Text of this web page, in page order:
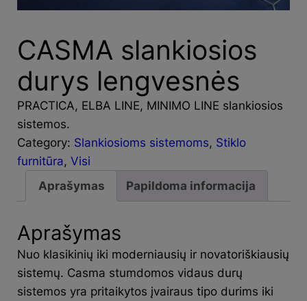
CASMA slankiosios
durys lengvesnės
PRACTICA, ELBA LINE, MINIMO LINE slankiosios
sistemos.
Category: Slankiosioms sistemoms, Stiklo
furnitūra, Visi
Aprašymas
Papildoma informacija
Aprašymas
Nuo klasikinių iki moderniausių ir novatoriškiausių
sistemų. Casma stumdomos vidaus durų
sistemos yra pritaikytos įvairaus tipo durims iki